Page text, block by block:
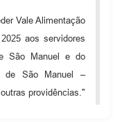
Vale Alimentação
aos servidores
São Manuel e do
de São Manuel –
providências."